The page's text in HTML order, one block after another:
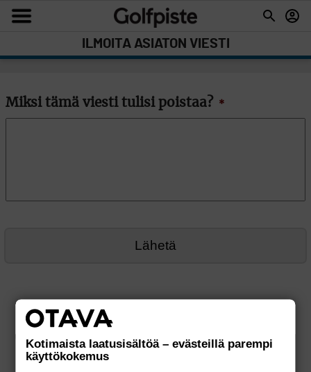
ILMOITA ASIATON VIESTI
Miksi tämä viesti tulisi poistaa? *
Kotimaista laatusisältöä – evästeillä parempi
käyttökokemus